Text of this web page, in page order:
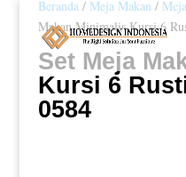
Beranda/ Meja Makan /
Makan Minimalis Kursi 6
Set Meja
Kursi 6
0584